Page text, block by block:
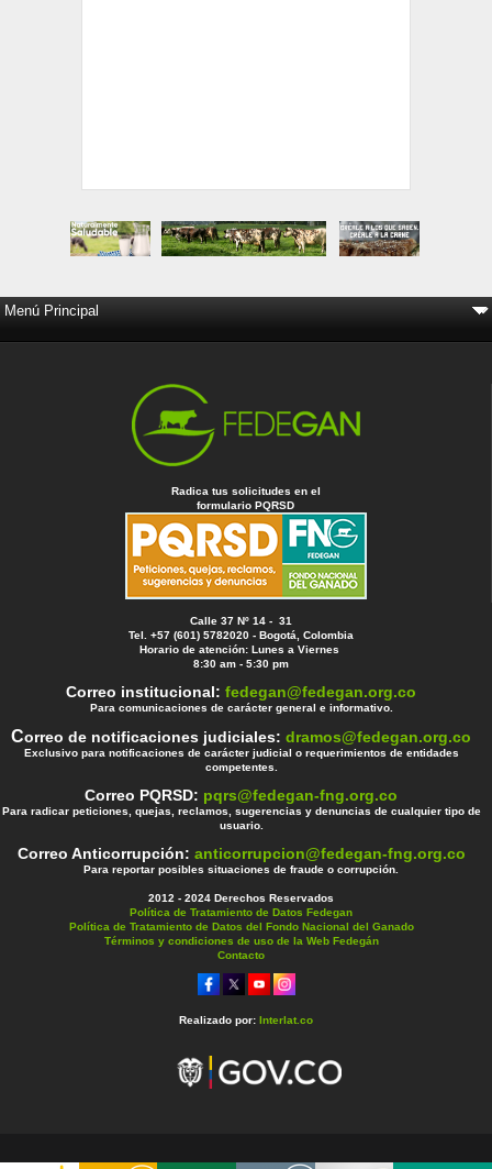
Radica tus solicitudes en el
formulario PQRSD
Calle 37 Nº 14 - 31
Tel. +57 (601) 5782020 - Bogotá, Colombia
Horario de atención: Lunes a Viernes
8:30 am - 5:30 pm
Correo institucional:fedegan@fedegan.org.co
Para comunicaciones de carácter general e informativo.
Correo de notificaciones judiciales:dramos@fedegan.org.co
Exclusivo para notificaciones de carácter judicial o requerimientos de entidades
competentes.
Correo PQRSD: pqrs@fedegan-fng.org.co
Para radicar peticiones, quejas, reclamos, sugerencias y denuncias de cualquier tipo de
usuario.
Correo Anticorrupción: anticorrupcion@fedegan-fng.org.co
Para reportar posibles situaciones de fraude o corrupción.
2012 - 2024 Derechos Reservados
Política de Tratamiento de Datos Fedegan
Política de Tratamiento de Datos del Fondo Nacional del Ganado
Términos y condiciones de uso de la Web Fedegán
Contacto
Realizado por: Interlat.co